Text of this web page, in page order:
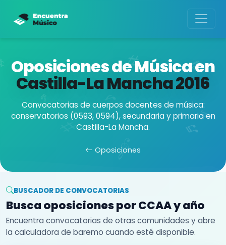
Oposiciones de Música en
Castilla-La Mancha2016
Convocatorias de cuerpos docentes de música:
conservatorios (0593, 0594), secundaria y primaria en
Castilla-La Mancha.
Oposiciones
BUSCADOR DE CONVOCATORIAS
Busca oposiciones por CCAA y año
Encuentra convocatorias de otras comunidades y abre
la calculadora de baremo cuando esté disponible.